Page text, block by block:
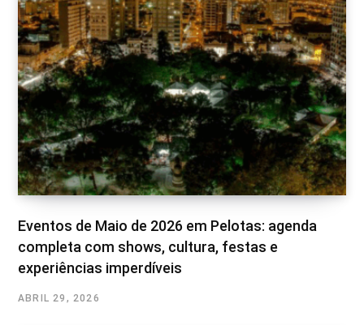
Eventos de Maio de 2026 em Pelotas: agenda
completa com shows, cultura, festas e
experiências imperdíveis
ABRIL 29, 2026